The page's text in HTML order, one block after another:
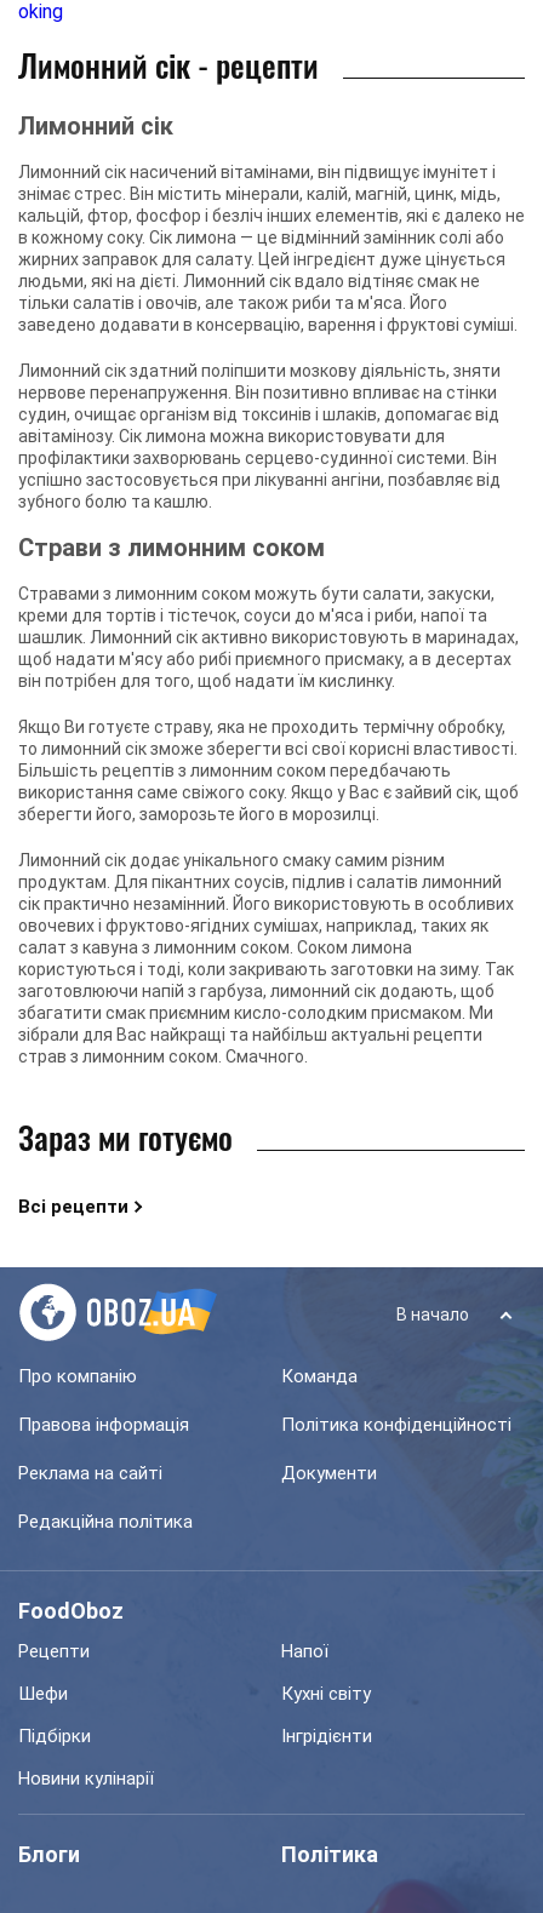
Лимонний сік - рецепти
Лимонний сік
Лимонний сік насичений вітамінами, він підвищує імунітет і
знімає стрес. Він містить мінерали, калій, магній, цинк, мідь,
кальцій, фтор, фосфор і безліч інших елементів, які є далеко не
в кожному соку. Сік лимона — це відмінний замінник солі або
жирних заправок для салату. Цей інгредієнт дуже цінується
людьми, які на дієті. Лимонний сік вдало відтіняє смак не
тільки салатів і овочів, але також риби та м'яса. Його
заведено додавати в консервацію, варення і фруктові суміші.
Лимонний сік здатний поліпшити мозкову діяльність, зняти
нервове перенапруження. Він позитивно впливає на стінки
судин, очищає організм від токсинів і шлаків, допомагає від
авітамінозу. Сік лимона можна використовувати для
профілактики захворювань серцево-судинної системи. Він
успішно застосовується при лікуванні ангіни, позбавляє від
зубного болю та кашлю.
Страви з лимонним соком
Стравами з лимонним соком можуть бути салати, закуски,
креми для тортів і тістечок, соуси до м'яса і риби, напої та
шашлик. Лимонний сік активно використовують в маринадах,
щоб надати м'ясу або рибі приємного присмаку, а в десертах
він потрібен для того, щоб надати їм кислинку.
Якщо Ви готуєте страву, яка не проходить термічну обробку,
то лимонний сік зможе зберегти всі свої корисні властивості.
Більшість рецептів з лимонним соком передбачають
використання саме свіжого соку. Якщо у Вас є зайвий сік, щоб
зберегти його, заморозьте його в морозилці.
Лимонний сік додає унікального смаку самим різним
продуктам. Для пікантних соусів, підлив і салатів лимонний
сік практично незамінний. Його використовують в особливих
овочевих і фруктово-ягідних сумішах, наприклад, таких як
салат з кавуна з лимонним соком. Соком лимона
користуються і тоді, коли закривають заготовки на зиму. Так
заготовлюючи напій з гарбуза, лимонний сік додають, щоб
збагатити смак приємним кисло-солодким присмаком. Ми
зібрали для Вас найкращі та найбільш актуальні рецепти
страв з лимонним соком. Смачного.
Зараз ми готуємо
Всі рецепти
В начало
Про компанію Команда
Правова інформація Політика конфіденційності
Реклама на сайті Документи
Редакційна політика
FoodOboz
Рецепти
Напої
Шефи
Кухні світу
Підбірки
Інгрідієнти
Новини кулінарії
Блоги Політика